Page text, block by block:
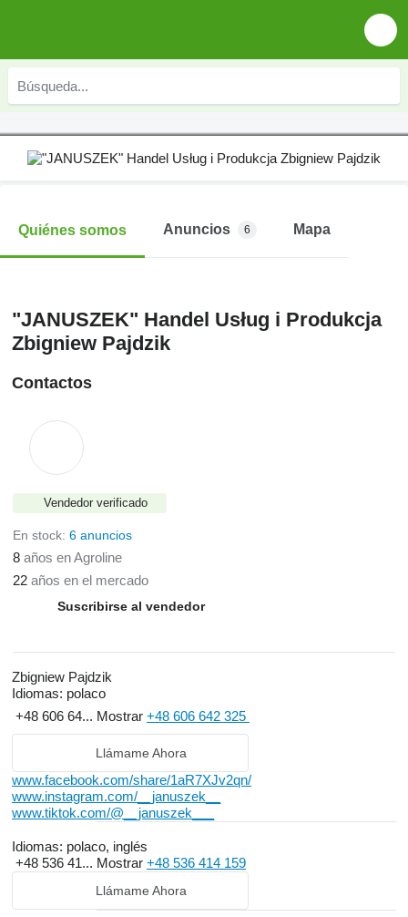
Quiénes somos Anuncios 6 Mapa
"JANUSZEK" Handel Usług i Produkcja
Zbigniew Pajdzik
Contactos
Vendedor verificado
En stock: 6 anuncios
8 años en Agroline
22 años en el mercado
Suscribirse al vendedor
Zbigniew Pajdzik
Idiomas: polaco
+48 606 64... Mostrar +48 606 642 325
Llámame Ahora
www.facebook.com/share/1aR7XJv2qn/
www.instagram.com/__januszek__
www.tiktok.com/@__januszek___
Idiomas: polaco, inglés
+48 536 41... Mostrar +48 536 414 159
Llámame Ahora